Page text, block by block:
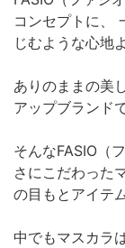
コンセプトに、
じむような心地
ありのままの美
アップブランドで
そんなFASIO（
さにこだわった
の目もとアイテ
中でもマスカラ